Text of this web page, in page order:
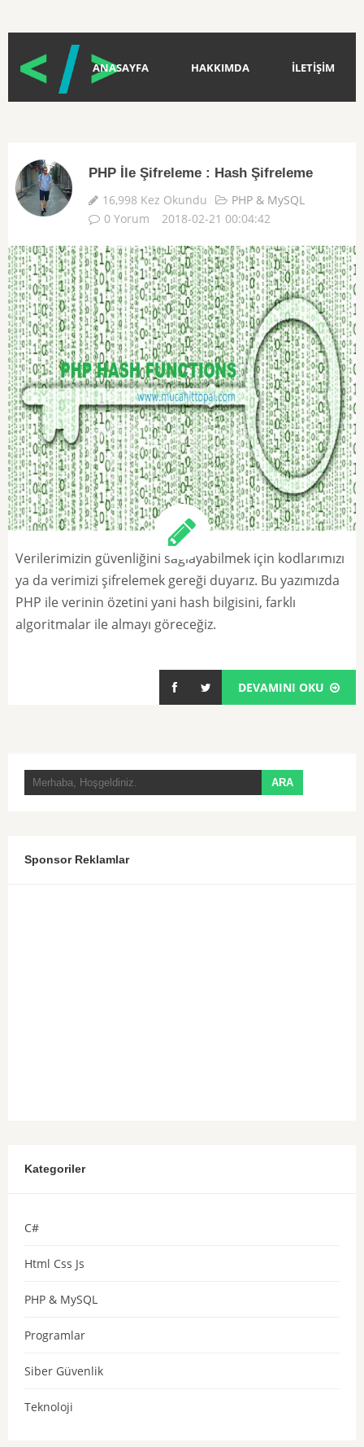
ANASAYFA HAKKIMDA İLETİŞİM
PHP İle Şifreleme : Hash Şifreleme
16,998 Kez Okundu
PHP & MySQL
0 Yorum
2018-02-21 00:04:42
Verilerimizin güvenliğini sağlayabilmek için kodlarımızı
ya da verimizi şifrelemek gereği duyarız. Bu yazımızda
PHP ile verinin özetini yani hash bilgisini, farklı
algoritmalar ile almayı göreceğiz.
DEVAMINI OKU
Sponsor Reklamlar
Kategoriler
C#
Html Css Js
PHP & MySQL
Programlar
Siber Güvenlik
Teknoloji